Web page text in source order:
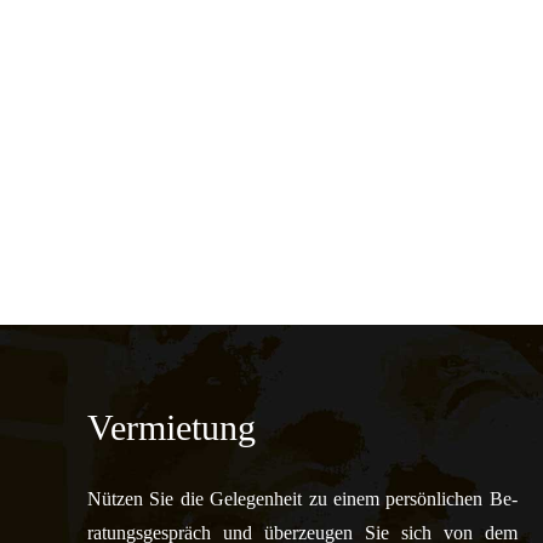
Vermietung
Nützen Sie die Gelegen­heit zu einem per­sön­lichen Be­
ratungs­ge­spräch und über­zeugen Sie sich von dem